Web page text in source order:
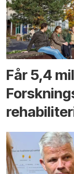
Får 5,4